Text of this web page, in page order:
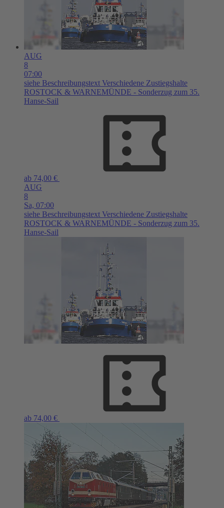
AUG
8
07:00
siehe Beschreibungstext Verschiedene Zustiegshalte
ROSTOCK & WARNEMÜNDE - Sonderzug zum 35.
Hanse-Sail
ab 74,00 €
AUG
8
Sa, 07:00
siehe Beschreibungstext Verschiedene Zustiegshalte
ROSTOCK & WARNEMÜNDE - Sonderzug zum 35.
Hanse-Sail
ab 74,00 €